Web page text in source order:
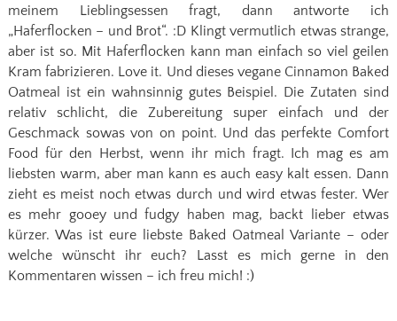
meinem Lieblingsessen fragt, dann antworte ich
„Haferflocken – und Brot“. :D Klingt vermutlich etwas strange,
aber ist so. Mit Haferflocken kann man einfach so viel geilen
Kram fabrizieren. Love it. Und dieses vegane Cinnamon Baked
Oatmeal ist ein wahnsinnig gutes Beispiel. Die Zutaten sind
relativ schlicht, die Zubereitung super einfach und der
Geschmack sowas von on point. Und das perfekte Comfort
Food für den Herbst, wenn ihr mich fragt. Ich mag es am
liebsten warm, aber man kann es auch easy kalt essen. Dann
zieht es meist noch etwas durch und wird etwas fester. Wer
es mehr gooey und fudgy haben mag, backt lieber etwas
kürzer. Was ist eure liebste Baked Oatmeal Variante – oder
welche wünscht ihr euch? Lasst es mich gerne in den
Kommentaren wissen – ich freu mich! :)